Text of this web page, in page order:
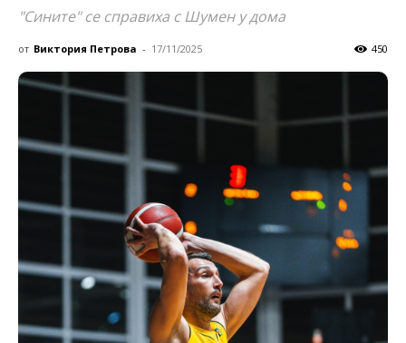
"Сините" се справиха с Шумен у дома
от Виктория Петрова - 17/11/2025 450